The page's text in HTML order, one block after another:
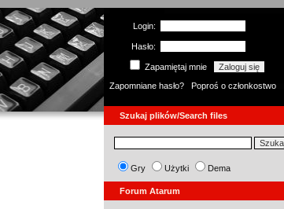
Login:
Hasło:
Zapamiętaj mnie
Zapomniane hasło?
Poproś o członkostwo
Szukaj plików/Search files
Gry Użytki Dema
Forum Atarum